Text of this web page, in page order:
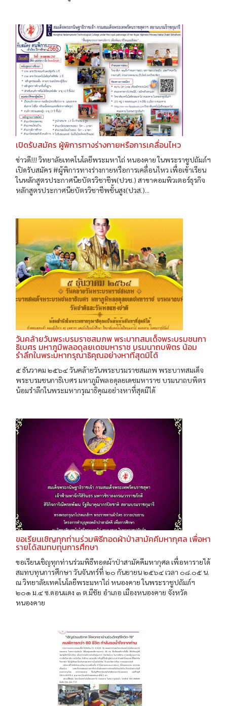
เปิดรับสมัคร ผู้พิการทางร่างกายหรือการเคลื่อนไหว
ข่าวดี!!! วิทยาลัยเทคโนโลยีพระมหาไถ่ หนองคาย ในพระราชูปถัมภ์ฯ
เปิดรับสมัคร #ผู้พิการทางร่างกายหรือการเคลื่อนไหว เพื่อเข้าเรียน
ในหลักสูตรประกาศนียบัตรวิชาชีพ(ปวช.) สาขาคอมพิวเตอร์ธุรกิจ
หลักสูตรประกาศนียบัตรวิชาชีพชั้นสูง(ปวส.)...
วันคล้ายวันพระบรมราชสมภพ พระบาทสมเด็จพระบรมชนกา
ธิเบศร มหาภูมิพลอดุลยเดชมหาราช บรมนาถบพิตร น้อม
รำลึกในพระมหากรุณาธิคุณอย่างหาที่สุดมิได้
๕ ธันวาคม ๒๕๖๔ วันคล้ายวันพระบรมราชสมภพ พระบาทสมเด็จ
พระบรมชนกาธิเบศร มหาภูมิพลอดุลยเดชมหาราช บรมนาถบพิตร
น้อมรำลึกในพระมหากรุณาธิคุณอย่างหาที่สุดมิได้
ขอเรียนเชิญทุกท่านร่วมพิธีทอดผ้าป่าสามัคคีมหากุศล เพื่อหา
รายได้สมทบทุนการศึกษา
ขอเรียนเชิญทุกท่านร่วมพิธีทอดผ้าป่าสามัคคีมหากุศล เพื่อหารายได้
สมทบทุนการศึกษา วันจันทร์ที่ ๒๐ กันยายน ๒๕๖๔ เวลา ๐๘.๐๕ น.
ณ วิทยาลัยเทคโนโลยีพระมหาไถ่ หนองคาย ในพระราชูปถัมภ์ฯ
๒๐๑ ม.๔ ซ.ดอนแดง ๓ ต.มีชัย อําเภอ เมืองหนองคาย จังหวัด
หนองคาย